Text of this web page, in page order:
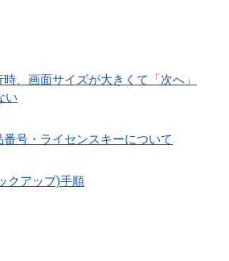
、画面サイズが大きくて「次へ」
い
号・ライセンスキーについて
クアップ)手順